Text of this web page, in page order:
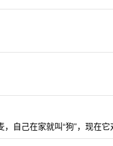
自己在家就叫“狗”，现在它